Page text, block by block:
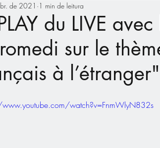
du LIVE
sur le
à l’étranger"
de 2021 1 min de leitura
watch?v=FnmWlyN832s